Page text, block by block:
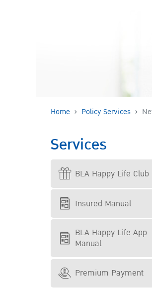
Home Policy Services
Services
BLA Happy Life Club
Insured Manual
BLA Happy Life App
Manual
Premium Payment